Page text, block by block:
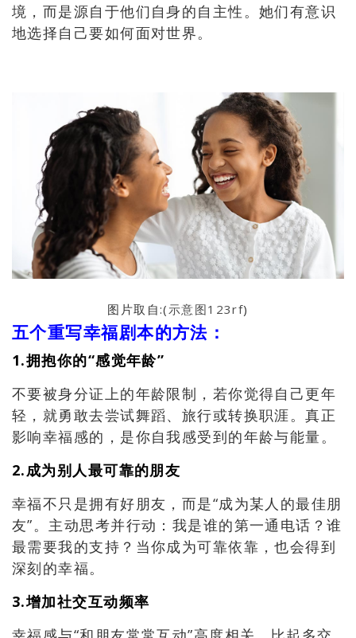
境，而是源自于他们自身的自主性。她们有意识
地选择自己要如何面对世界。
图片取自:( 示意图123rf)
五个重写幸福剧本的方法：
1.拥抱你的“感觉年龄”
不要被身分证上的年龄限制，若你觉得自己更年
轻，就勇敢去尝试舞蹈、旅行或转换职涯。真正
影响幸福感的，是你自我感受到的年龄与能量。
2.成为别人最可靠的朋友
幸福不只是拥有好朋友，而是“成为某人的最佳朋
友”。主动思考并行动：我是谁的第一通电话？谁
最需要我的支持？当你成为可靠依靠，也会得到
深刻的幸福。
3.增加社交互动频率